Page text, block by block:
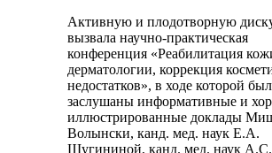
Активную и плодотворную
вызвала научно-практическая
конференция «Реабилитация
дерматологии, коррекция
недостатков», в ходе которой
заслушаны информативные и
иллюстрированные доклады
Волынски, канд. мед. наук Е.А.
Шугининой, канд. мед. наук А.С.